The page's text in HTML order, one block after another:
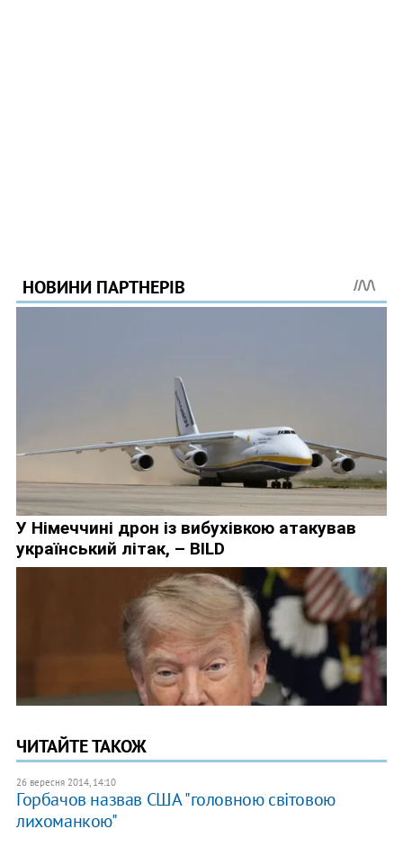
ЧИТАЙТЕ ТАКОЖ
26 вересня 2014, 14:10
Горбачов назвав США "головною світовою
лихоманкою"